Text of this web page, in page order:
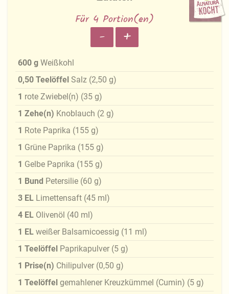
Für 4 Portion(en)
- +
600 g Weißkohl
0,50 Teelöffel Salz (2,50 g)
1 rote Zwiebel(n) (35 g)
1 Zehe(n) Knoblauch (2 g)
1 Rote Paprika (155 g)
1 Grüne Paprika (155 g)
1 Gelbe Paprika (155 g)
1 Bund Petersilie (60 g)
3 EL Limettensaft (45 ml)
4 EL Olivenöl (40 ml)
1 EL weißer Balsamicoessig (11 ml)
1 Teelöffel Paprikapulver (5 g)
1 Prise(n) Chilipulver (0,50 g)
1 Teelöffel gemahlener Kreuzkümmel (Cumin) (5 g)